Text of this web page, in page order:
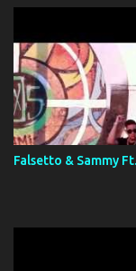
Falsetto & Sammy